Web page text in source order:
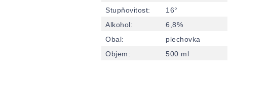
Stupňovitost:
16°
Alkohol:
6,8%
Obal:
plechovka
Objem: 500 ml